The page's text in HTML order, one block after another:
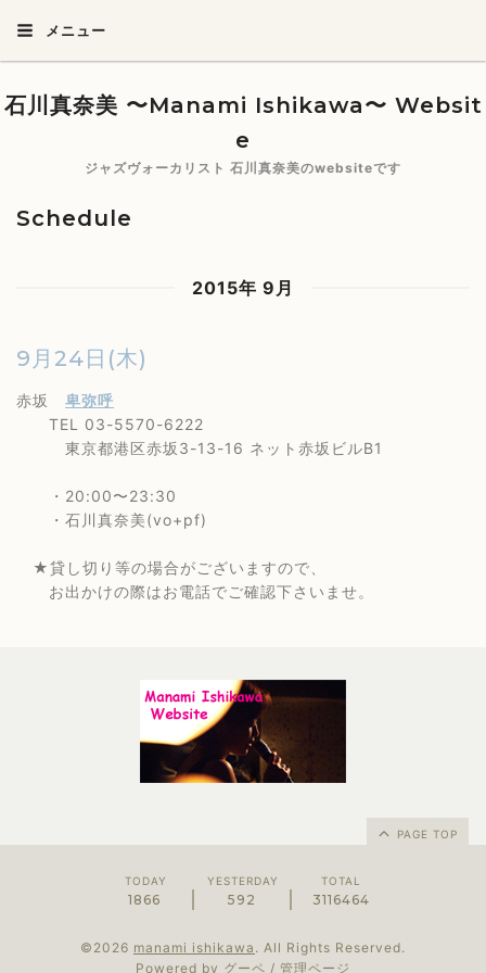
メニュー
石川真奈美 〜Manami Ishikawa〜 Websit
e
ジャズヴォーカリスト 石川真奈美のwebsiteです
Schedule
2015年 9月
9月24日(木)
赤坂 卑弥呼
TEL 03-5570-6222
東京都港区赤坂3-13-16 ネット赤坂ビルB1
・20:00〜23:30
・石川真奈美(vo+pf)
★貸し切り等の場合がございますので、
お出かけの際はお電話でご確認下さいませ。
PAGE TOP
TODAY
1866
YESTERDAY
592
TOTAL
3116464
©2026 manami ishikawa . All Rights Reserved.
Powered by グーペ / 管理ページ